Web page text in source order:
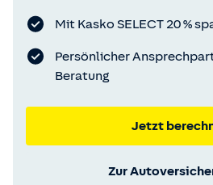
Mit Kasko SELECT 20 %
Persönlicher
Beratung
Jetzt
Zur